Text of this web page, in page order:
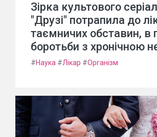
Зірка культового
"Друзі" потрапила до
таємничих обставин, в
боротьби з хронічною
#Наука #Лікар #Організм